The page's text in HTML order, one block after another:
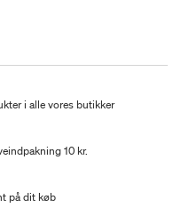
i alle vores butikker
10 kr.
på dit køb